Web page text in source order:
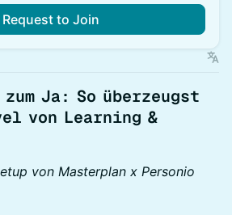
Request to Join
Ja: So überzeugst
von Learning &
von Masterplan x Personio